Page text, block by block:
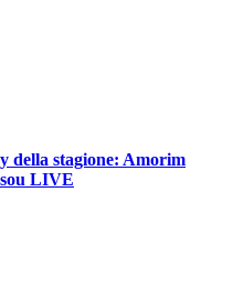
della stagione: Amorim
LIVE